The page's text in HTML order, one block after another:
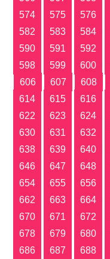
574
575 576
582
583 584
590
591 592
598
599 600
606
607 608
614
615 616
622
623 624
630
631 632
638
639 640
646
647 648
654
655 656
662
663 664
670
671 672
678
679 680
686
687 688